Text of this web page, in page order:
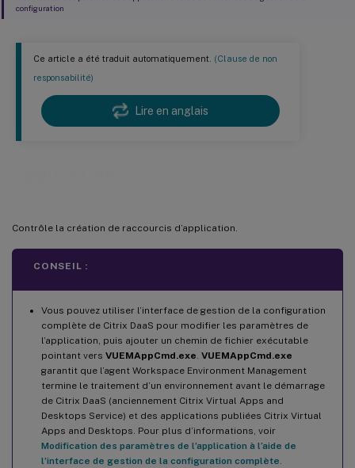
Ce article a été traduit automatiquement. (Clause de non
responsabilité)
Lire en anglais
Contrôle la création de raccourcis d’application.
CONSEIL :
Vous pouvez utiliser l’interface de gestion de la configuration
complète de Citrix DaaS pour modifier les paramètres de
l’application, puis ajouter un chemin de fichier exécutable
pointant vers VUEMAppCmd.exe VUEMAppCmd.exe
garantit que l’agent Workspace Environment Management
termine le traitement d’un environnement avant le démarrage
de Citrix DaaS (anciennement Citrix Virtual Apps and
Desktops Service) et des applications publiées Citrix Virtual
Apps and Desktops. Pour plus d’informations, voir
Modification des paramètres de l’application à l’aide de
l’interface de gestion de la configuration complète
configuration